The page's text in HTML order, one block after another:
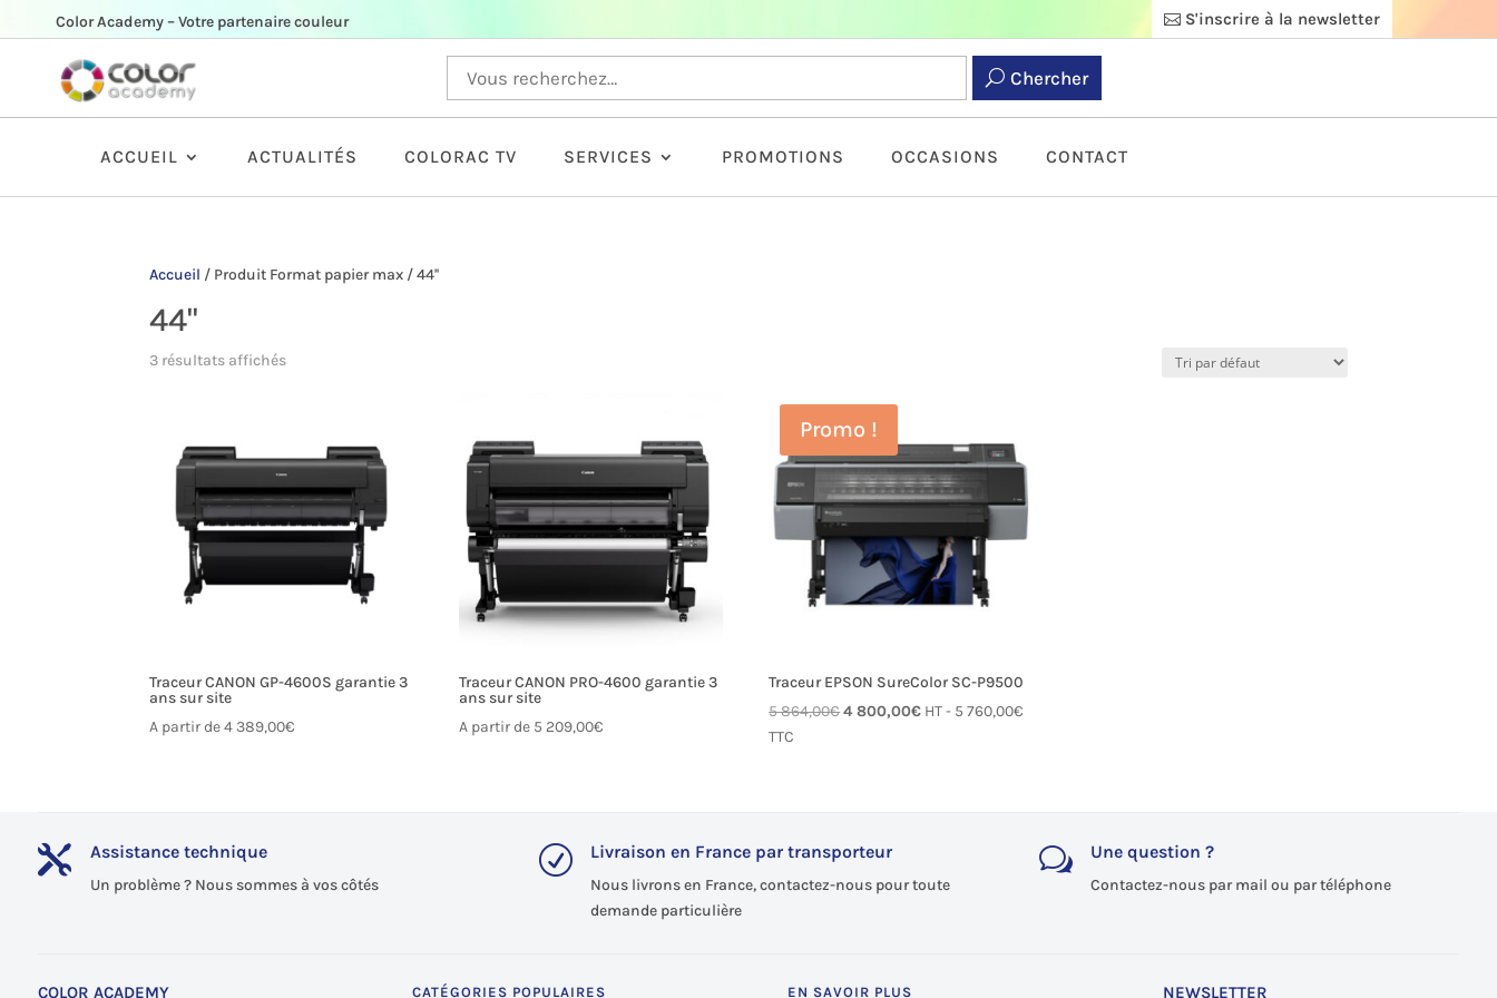
Color Academy – Votre partenaire couleur S'inscrire à la newsletter
Chercher
ACCUEIL ACTUALITÉS COLORAC TV SERVICES PROMOTIONS OCCASIONS CONTACT
Accueil / Produit Format papier max /44''
44''
3 résultats affichés
Traceur CANON GP-4600S garantie 3
ans sur site
A partir de4 389,00€
Traceur CANON PRO-4600 garantie 3
ans sur site
A partir de 5 209,00€
Promo !
Traceur EPSON SureColor SC-P9500
5 864,00€Le
4 800,00€Le
HT - 5 760,00€
TTC
 Assistance technique
Un problème ? Nous sommes à vos côtés
R Livraison en France par transporteur
Nous livrons en France, contactez-nous pour toute
demande particulière
w Une question ?
Contactez-nous par mail ou par téléphone
COLOR ACADEMY CATÉGORIES POPULAIRES EN SAVOIR PLUS NEWSLETTER